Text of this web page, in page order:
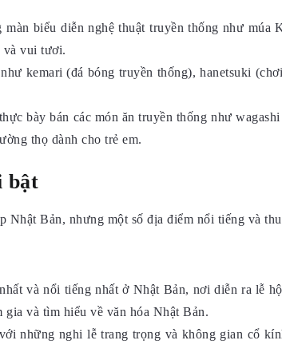
biểu diễn nghệ thuật truyền thống như
và vui tươi.
kemari (đá bóng truyền thống), hanetsuki
bày bán các món ăn truyền thống như
thọ dành cho trẻ em.
bật
Bản, nhưng một số địa điểm nổi tiếng và
và nổi tiếng nhất ở Nhật Bản, nơi diễn ra lễ
gia và tìm hiểu về văn hóa Nhật Bản.
những nghi lễ trang trọng và không gian cổ